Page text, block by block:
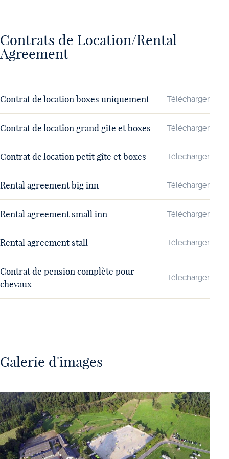
Contrats de Location/Rental
Agreement
Contrat de location boxes uniquement Télécharger
Contrat de location grand gîte et boxes Télécharger
Contrat de location petit gîte et boxes Télécharger
Rental agreement big inn Télécharger
Rental agreement small inn Télécharger
Rental agreement stall Télécharger
Contrat de pension complète pour
chevaux
Télécharger
Galerie d'images